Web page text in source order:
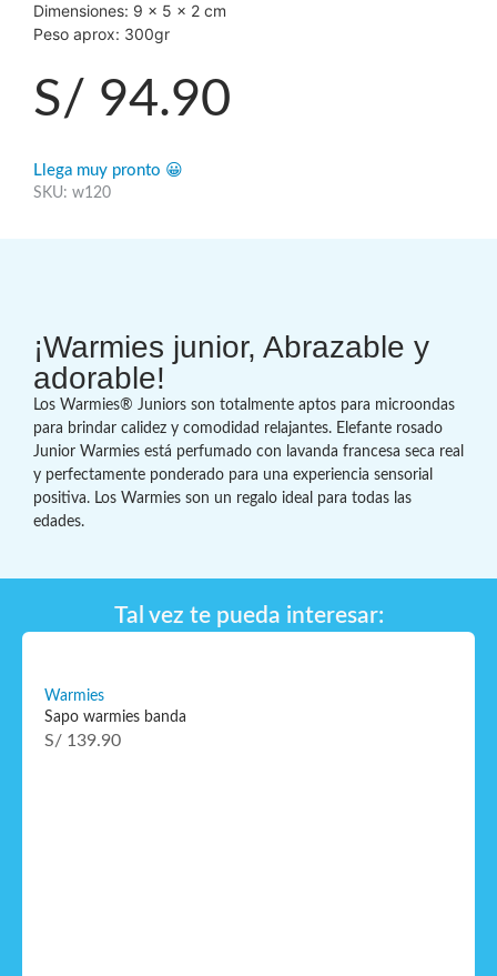
Dimensiones: 9 x 5 x 2 cm
Peso aprox: 300gr
S/ 94.90
Llega muy pronto 😀
SKU: w120
¡Warmies junior, Abrazable y
adorable!
Los Warmies® Juniors son totalmente aptos para microondas
para brindar calidez y comodidad relajantes. Elefante rosado
Junior Warmies está perfumado con lavanda francesa seca real
y perfectamente ponderado para una experiencia sensorial
positiva. Los Warmies son un regalo ideal para todas las
edades.
Tal vez te pueda interesar:
Warmies
Sapo warmies banda
S/ 139.90